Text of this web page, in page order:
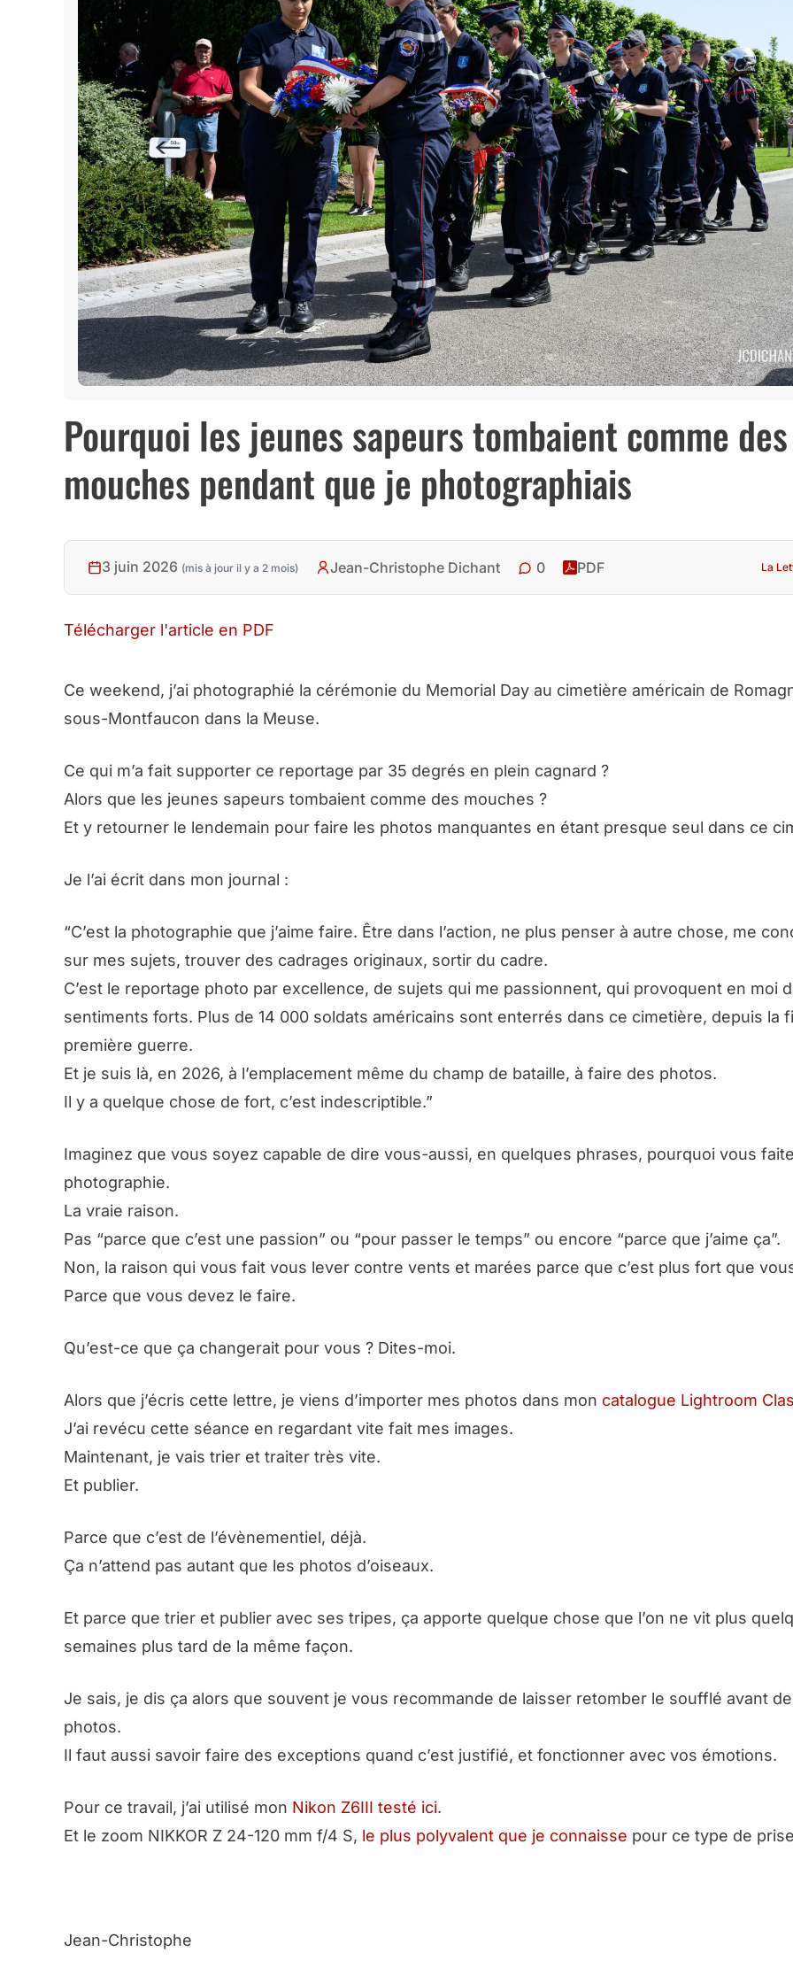
Pourquoi les jeunes sapeurs tombaient comme des
mouches pendant que je photographiais
3 juin 2026 (mis à jour il y a 2 mois) Jean-Christophe Dichant 0 PDF La
Télécharger l'article en PDF
Ce weekend, j’ai photographié la cérémonie du Memorial Day au cimetière américain de
sous-Montfaucon dans la Meuse.
Ce qui m’a fait supporter ce reportage par 35 degrés en plein cagnard ?
Alors que les jeunes sapeurs tombaient comme des mouches ?
Et y retourner le lendemain pour faire les photos manquantes en étant presque seul dans ce
Je l’ai écrit dans mon journal :
“C’est la photographie que j’aime faire. Être dans l’action, ne plus penser à autre chose, me
sur mes sujets, trouver des cadrages originaux, sortir du cadre.
C’est le reportage photo par excellence, de sujets qui me passionnent, qui provoquent en moi
sentiments forts. Plus de 14 000 soldats américains sont enterrés dans ce cimetière, depuis la
première guerre.
Et je suis là, en 2026, à l’emplacement même du champ de bataille, à faire des photos.
Il y a quelque chose de fort, c’est indescriptible.”
Imaginez que vous soyez capable de dire vous-aussi, en quelques phrases, pourquoi vous
photographie.
La vraie raison.
Pas “parce que c’est une passion” ou “pour passer le temps” ou encore “parce que j’aime ça”.
Non, la raison qui vous fait vous lever contre vents et marées parce que c’est plus fort que
Parce que vous devez le faire.
Qu’est-ce que ça changerait pour vous ? Dites-moi.
Alors que j’écris cette lettre, je viens d’importer mes photos dans mon catalogue Lightroom
J’ai revécu cette séance en regardant vite fait mes images.
Maintenant, je vais trier et traiter très vite.
Et publier.
Parce que c’est de l’évènementiel, déjà.
Ça n’attend pas autant que les photos d’oiseaux.
Et parce que trier et publier avec ses tripes, ça apporte quelque chose que l’on ne vit plus
semaines plus tard de la même façon.
Je sais, je dis ça alors que souvent je vous recommande de laisser retomber le soufflé avant
photos.
Il faut aussi savoir faire des exceptions quand c’est justifié, et fonctionner avec vos émotions.
Pour ce travail, j’ai utilisé mon Nikon Z6III testé ici.
Et le zoom NIKKOR Z 24-120 mm f/4 S, le plus polyvalent que je connaisse pour ce type de
Jean-Christophe